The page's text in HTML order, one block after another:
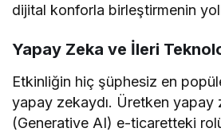
dijital konforla birleştirmenin
Yapay Zeka ve İleri
Etkinliğin hiç şüphesiz en
yapay zekaydı. Üretken yapay
(Generative AI) e-ticaretteki